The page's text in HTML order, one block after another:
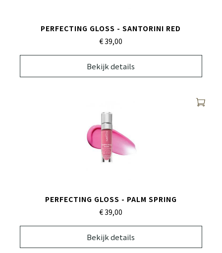
PERFECTING GLOSS - SANTORINI RED
€ 39,00
Bekijk details
PERFECTING GLOSS - PALM SPRING
€ 39,00
Bekijk details